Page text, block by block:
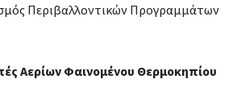
Περιβαλλοντικών Προγραμμάτων
Αερίων Φαινομένου Θερμοκηπίου